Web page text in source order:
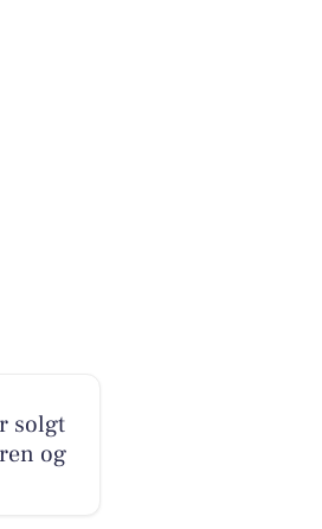
solgt
og